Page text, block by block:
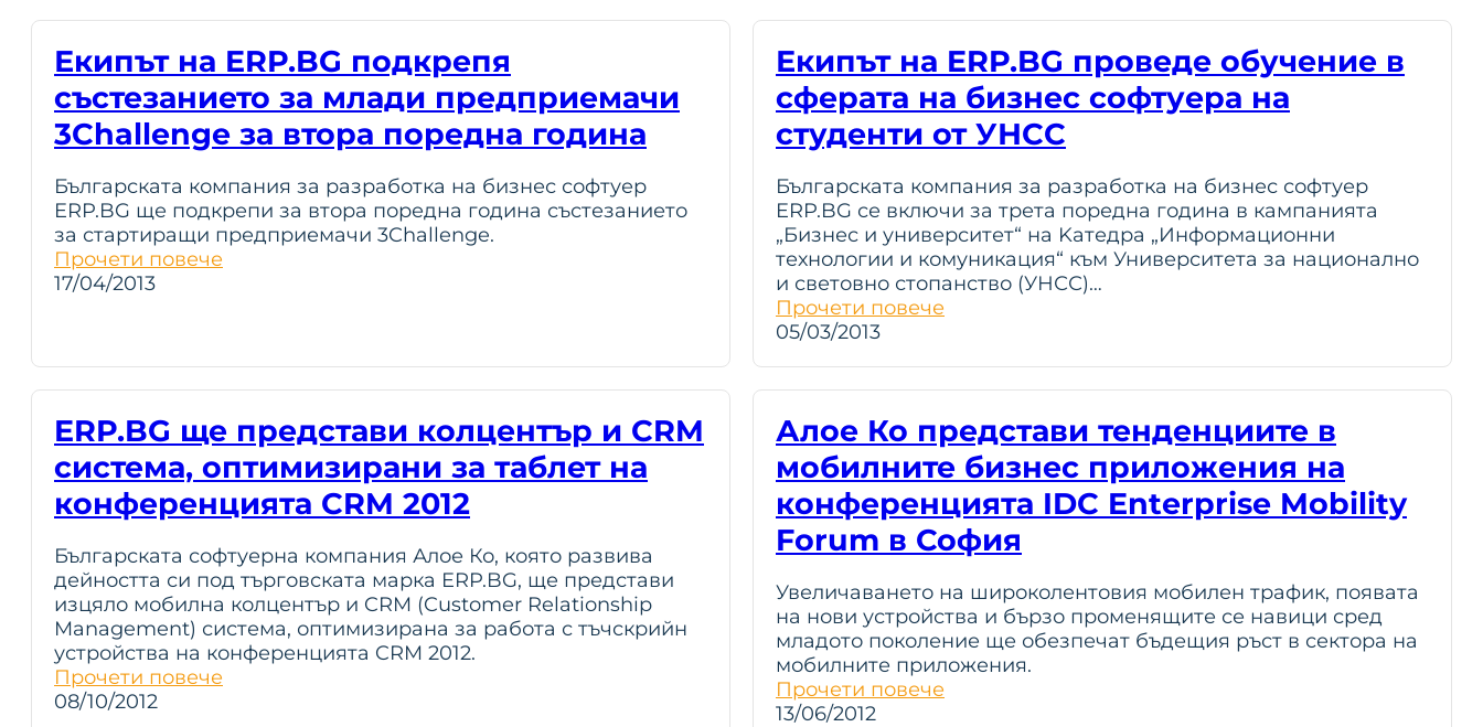
Екипът на ERP.BG подкрепя
състезанието за млади предприемачи
3Challenge за втора поредна година
Българската компания за разработка на бизнес софтуер
ERP.BG ще подкрепи за втора поредна година състезанието
за стартиращи предприемачи 3Challenge.
Прочети повече
17/04/2013
Екипът на ERP.BG проведе обучение в
сферата на бизнес софтуера на
студенти от УНСС
Българската компания за разработка на бизнес софтуер
ERP.BG се включи за трета поредна година в кампанията
„Бизнес и университет“ на Kaтедра „Информационни
технологии и комуникация“ към Университета за национално
и световно стопанство (УНСС)…
Прочети повече
05/03/2013
ERP.BG ще представи колцентър и CRM
система, оптимизирани за таблет на
конференцията CRM 2012
Българската софтуерна компания Алое Ко, която развива
дейността си под търговската марка ERP.BG, ще представи
изцяло мобилна колцентър и CRM (Customer Relationship
Management) система, оптимизирана за работа с тъчскрийн
устройства на конференцията CRM 2012.
Прочети повече
08/10/2012
Алое Ко представи тенденциите в
мобилните бизнес приложения на
конференцията IDC Enterprise Mobility
Forum в София
Увеличаването на широколентовия мобилен трафик, появата
на нови устройства и бързо променящите се навици сред
младото поколение ще обезпечат бъдещия ръст в сектора на
мобилните приложения.
Прочети повече
13/06/2012